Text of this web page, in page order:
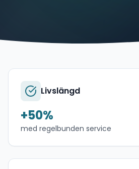
Livslängd
+50%
med regelbunden service